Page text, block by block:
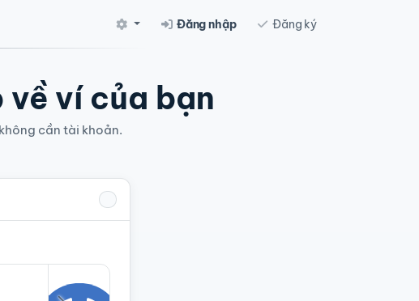
Đăng nhập Đăng ký
ví của bạn
cần tài khoản.